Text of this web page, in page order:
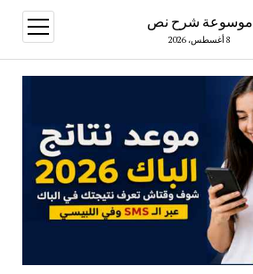
موسوعة شرح نص
8 أغسطس، 2026
open
menu